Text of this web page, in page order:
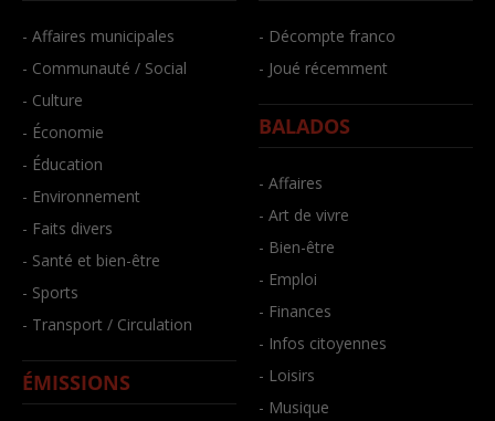
- Affaires municipales
- Communauté / Social
- Culture
- Économie
- Éducation
- Environnement
- Faits divers
- Santé et bien-être
- Sports
- Transport / Circulation
ÉMISSIONS
- Décompte franco
- Joué récemment
BALADOS
- Affaires
- Art de vivre
- Bien-être
- Emploi
- Finances
- Infos citoyennes
- Loisirs
- Musique